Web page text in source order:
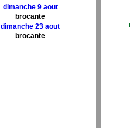
dimanche 9 aout
brocante
dimanche 23 aout
brocante